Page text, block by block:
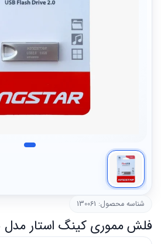
شناسه محصول: 130061
فلش مموری کینگ استار مدل KS222 16GB